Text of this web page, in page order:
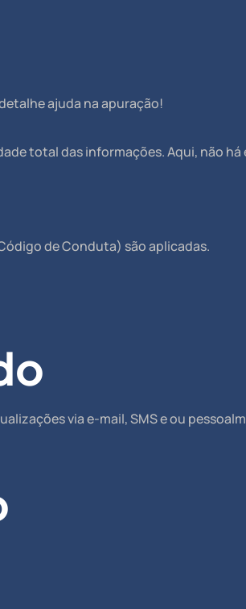
ajuda na apuração!
total das informações. Aqui, não
de Conduta) são aplicadas.
via e-mail, SMS e ou